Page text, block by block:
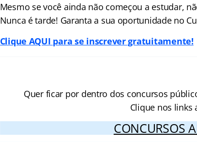
Mesmo se você ainda não começou a estudar,
Nunca é tarde! Garanta a sua oportunidade no
Clique AQUI para se inscrever gratuitamente!
Quer ficar por dentro dos concursos
Clique nos links
CONCURSOS